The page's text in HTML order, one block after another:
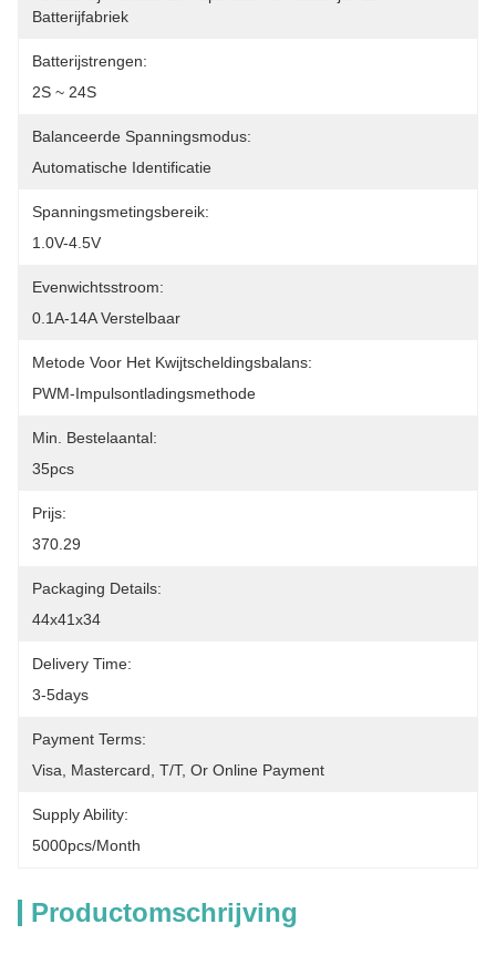
Batterijfabriek
Batterijstrengen:
2S ~ 24S
Balanceerde Spanningsmodus:
Automatische Identificatie
Spanningsmetingsbereik:
1.0V-4.5V
Evenwichtsstroom:
0.1A-14A Verstelbaar
Metode Voor Het Kwijtscheldingsbalans:
PWM-Impulsontladingsmethode
Min. Bestelaantal:
35pcs
Prijs:
370.29
Packaging Details:
44x41x34
Delivery Time:
3-5days
Payment Terms:
Visa, Mastercard, T/T, Or Online Payment
Supply Ability:
5000pcs/month
Productomschrijving